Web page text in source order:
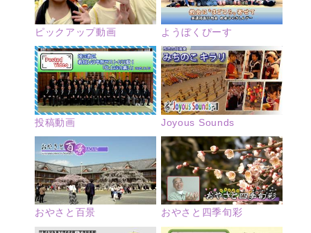
ピックアップ動画 ようぼくぴーす
投稿動画 Joyous Sounds
おやさと百景 おやさと四季旬彩